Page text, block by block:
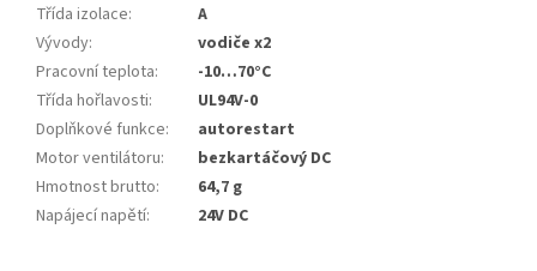
Třída izolace:
A
Vývody:
vodiče x2
Pracovní teplota:
-10…70°C
Třída hořlavosti:
UL94V-0
Doplňkové funkce:
autorestart
Motor ventilátoru:
bezkartáčový DC
Hmotnost brutto:
64,7 g
Napájecí napětí: 24V DC